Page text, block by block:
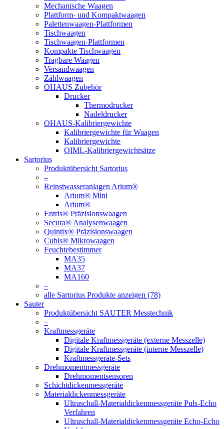
Mechanische Waagen
Plattform- und Kompaktwaagen
Palettenwaagen-Plattformen
Tischwaagen
Tischwaagen-Plattformen
Kompakte Tischwaagen
Tragbare Waagen
Versandwaagen
Zählwaagen
OHAUS Zubehör
Drucker
Thermodrucker
Nadeldrucker
OHAUS-Kalibriergewichte
Kalibriergewichte für Waagen
Kalibriergewichte
OIML-Kalibriergewichtsätze
Sartorius
Produktübersicht Sartorius
–
Reinstwasseranlagen Arium®
Arium® Mini
Arium®
Entris® Präzisionswaagen
Secura® Analysenwaagen
Quintix® Präzisionswaagen
Cubis® Mikrowaagen
Feuchtebestimmer
MA35
MA37
MA160
–
alle Sartorius Produkte anzeigen (78)
Sauter
Produktübersicht SAUTER Messtechnik
–
Kraftmessgeräte
Digitale Kraftmessgeräte (externe Messzelle)
Digitale Kraftmessgeräte (interne Messzelle)
Kraftmessgeräte-Sets
Drehmomentmessgeräte
Drehmomentsensoren
Schichtdickenmessgeräte
Materialdickenmessgeräte
Ultraschall-Materialdickenmessgeräte Puls-Echo
Verfahren
Ultraschall-Materialdickenmessgeräte Echo-Echo